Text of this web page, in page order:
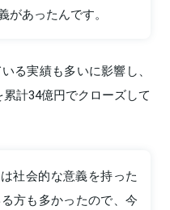
あったんです。
る実績も多いに影響し、
計34億円でクローズして
社会的な意義を持った
方も多かったので、今